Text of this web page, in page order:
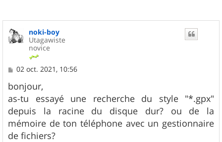
noki-boy
Utagawiste
novice
M
s
s
a
g
e
02 oct. 2021, 10:56
bonjour,
as-tu essayé une recherche du style "*.gpx"
depuis la racine du disque dur? ou de la
mémoire de ton téléphone avec un gestionnaire
de fichiers?